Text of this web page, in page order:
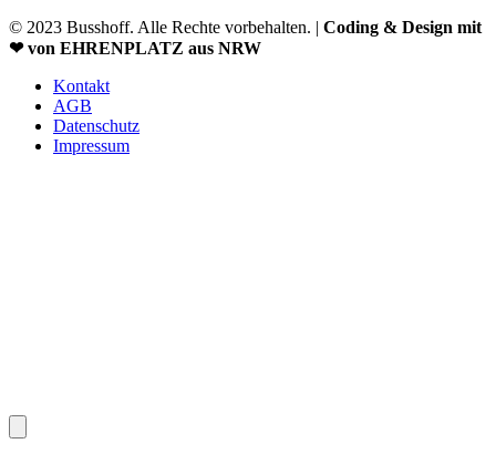
© 2023 Busshoff. Alle Rechte vorbehalten. | Coding & Design mit
❤ von EHRENPLATZ aus NRW
Kontakt
AGB
Datenschutz
Impressum